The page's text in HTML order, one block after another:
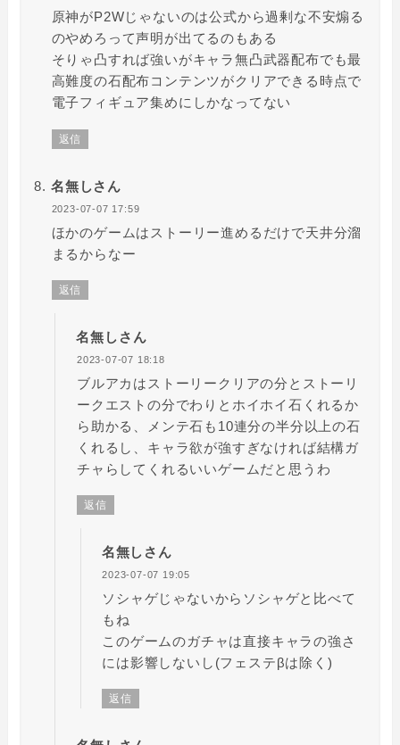
原神がP2Wじゃないのは公式から過剰な不安煽る
のやめろって声明が出てるのもある
そりゃ凸すれば強いがキャラ無凸武器配布でも最
高難度の石配布コンテンツがクリアできる時点で
電子フィギュア集めにしかなってない
返信
名無しさん
2023-07-07 17:59
ほかのゲームはストーリー進めるだけで天井分溜
まるからなー
返信
名無しさん
2023-07-07 18:18
ブルアカはストーリークリアの分とストーリ
ークエストの分でわりとホイホイ石くれるか
ら助かる、メンテ石も10連分の半分以上の石
くれるし、キャラ欲が強すぎなければ結構ガ
チャらしてくれるいいゲームだと思うわ
返信
名無しさん
2023-07-07 19:05
ソシャゲじゃないからソシャゲと比べて
もね
このゲームのガチャは直接キャラの強さ
には影響しないし(フェステβは除く)
返信